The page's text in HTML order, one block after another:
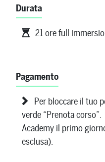
Durata
21 ore full
Pagamento
Per bloccare il tuo
verde “Prenota
Academy il primo
esclusa).